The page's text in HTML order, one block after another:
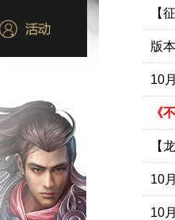
【
版
10
《
【
10
10